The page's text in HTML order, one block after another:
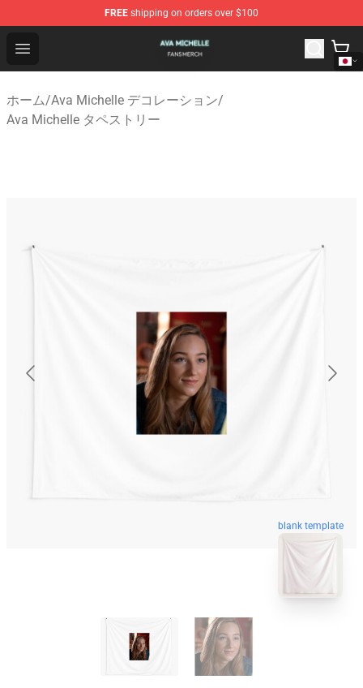
FREE shipping on orders over $100
Open menu
Ava Michelle Shop - Official Ava Michelle Merchandise
ホーム/Ava Michelle デコレーション/
Ava Michelle タペストリー
blank template